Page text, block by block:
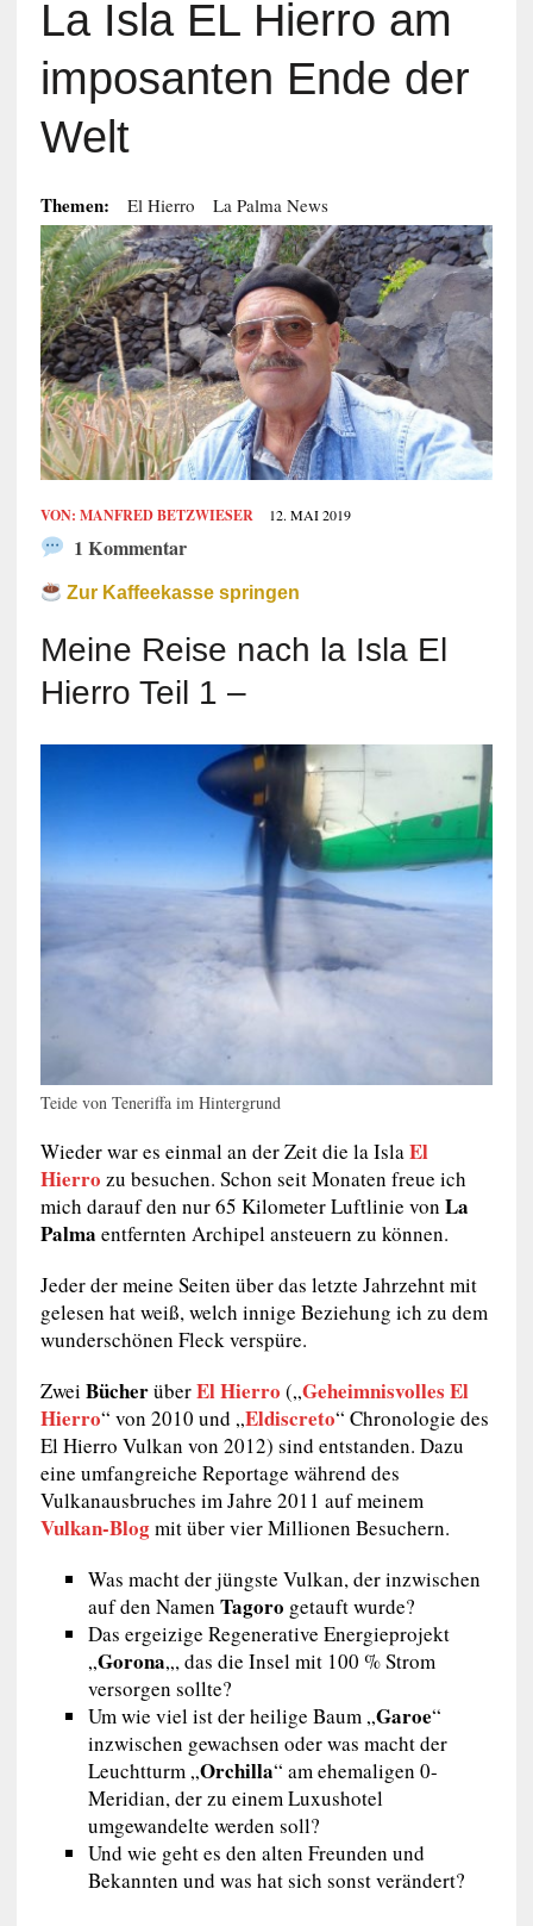
La Isla EL Hierro am
imposanten Ende der
Welt
Themen: El Hierro La Palma News
VON: MANFRED BETZWIESER 12. MAI 2019
1 Kommentar
Zur Kaffeekasse springen
Meine Reise nach la Isla El
Hierro Teil 1 –
Teide von Teneriffa im Hintergrund
Wieder war es einmal an der Zeit die la IslaEl
Hierro zu besuchen. Schon seit Monaten freue ich
mich darauf den nur 65 Kilometer Luftlinie von La
Palma entfernten Archipel ansteuern zu können.
Jeder der meine Seiten über das letzte Jahrzehnt mit
gelesen hat weiß, welch innige Beziehung ich zu dem
wunderschönen Fleck verspüre.
Zwei BücherüberEl Hierro („Geheimnisvolles El
Hierro“ von 2010 und „Eldiscreto“ Chronologie des
El Hierro Vulkan von 2012) sind entstanden. Dazu
eine umfangreiche Reportage während des
Vulkanausbruches im Jahre 2011 auf meinem
Vulkan-Blogmit über vier Millionen Besuchern.
Was macht der jüngste Vulkan, der inzwischen
auf den Namen Tagoro getauft wurde?
Das ergeizige Regenerative Energieprojekt
„Gorona„, das die Insel mit 100 % Strom
versorgen sollte?
Um wie viel ist der heilige Baum „Garoe“
inzwischen gewachsen oder was macht der
Leuchtturm „Orchilla“ am ehemaligen 0-
Meridian, der zu einem Luxushotel
umgewandelte werden soll?
Und wie geht es den alten Freunden und
Bekannten und was hat sich sonst verändert?